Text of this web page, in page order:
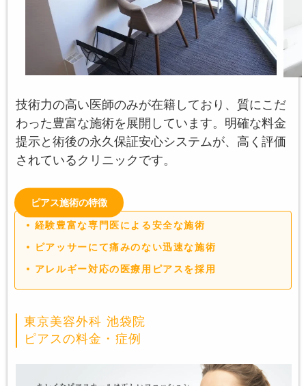
技術力の高い医師のみが在籍しており、質にこだ
わった豊富な施術を展開しています。明確な料金
提示と術後の永久保証安心システムが、高く評価
されているクリニックです。
ピアス施術の特徴
経験豊富な専門医による安全な施術
ピアッサーにて痛みのない迅速な施術
アレルギー対応の医療用ピアスを採用
東京美容外科 池袋院
ピアスの料金・症例